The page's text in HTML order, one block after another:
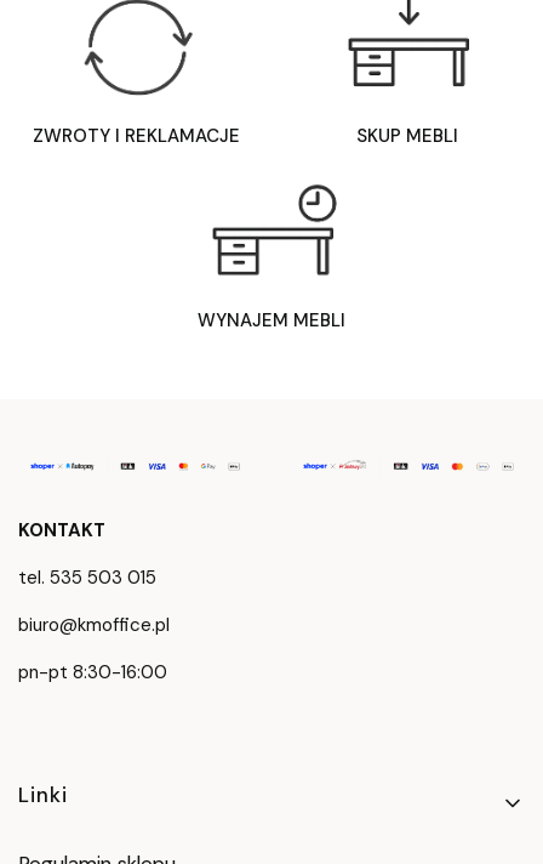
ZWROTY I REKLAMACJE SKUP MEBLI
WYNAJEM MEBLI
KONTAKT
tel. 535 503 015
biuro@kmoffice.pl
pn-pt 8:30-16:00
Linki w stopce
Linki